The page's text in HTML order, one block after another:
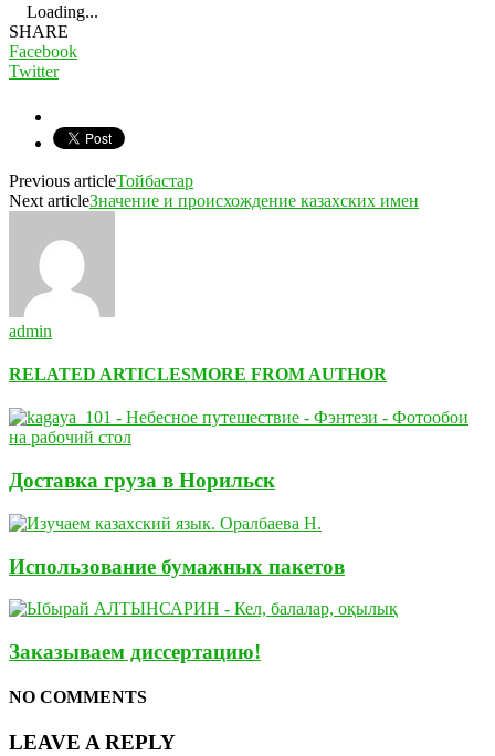
Loading...
SHARE
Facebook
Twitter
Previous articleТойбастар
Next articleЗначение и происхождение казахских имен
admin
RELATED ARTICLESMORE FROM AUTHOR
Доставка груза в Норильск
Использование бумажных пакетов
Заказываем диссертацию!
NO COMMENTS
LEAVE A REPLY